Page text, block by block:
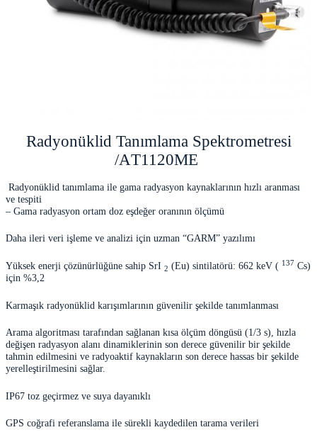
Radyonüklid Tanımlama Spektrometresi
/AТ1120МЕ
Radyonüklid tanımlama ile gama radyasyon kaynaklarının hızlı aranması
ve tespiti
– Gama radyasyon ortam doz eşdeğer oranının ölçümü
Daha ileri veri işleme ve analizi için uzman “GARM” yazılımı
Yüksek enerji çözünürlüğüne sahip SrI 2 (Eu) sintilatörü: 662 keV ( 137 Cs)
için %3,2
Karmaşık radyonüklid karışımlarının güvenilir şekilde tanımlanması
Arama algoritması tarafından sağlanan kısa ölçüm döngüsü (1/3 s), hızla
değişen radyasyon alanı dinamiklerinin son derece güvenilir bir şekilde
tahmin edilmesini ve radyoaktif kaynakların son derece hassas bir şekilde
yerelleştirilmesini sağlar.
IP67 toz geçirmez ve suya dayanıklı
GPS coğrafi referanslama ile sürekli kaydedilen tarama verileri